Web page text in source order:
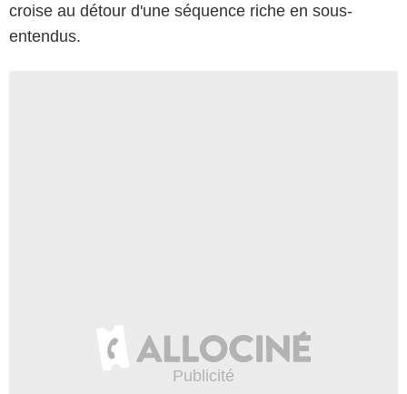
croise au détour d'une séquence riche en sous-
entendus.